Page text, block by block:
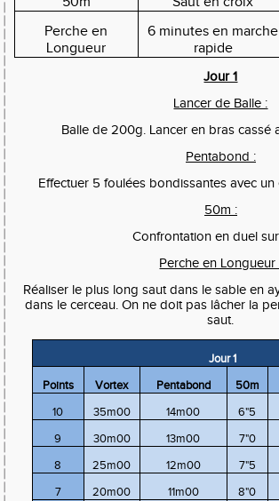
Perche en
Longueur
6 minutes en marche
rapide
Jour 1
Lancer de Balle :
Balle de 200g. Lancer en bras cassé
Pentabond :
Effectuer 5 foulées bondissantes avec
50m :
Confrontation en duel
Perche en Longueur
Réaliser le plus long saut dans le sable en
dans le cerceau. On ne doit pas lâcher la
saut.
Jour 1
Points
Vortex Pentabond
50m
10
35m00 14m00
6"5
9
30m00 13m00
7"0
8
25m00 12m00
7"5
7
20m00 11m00
8"0